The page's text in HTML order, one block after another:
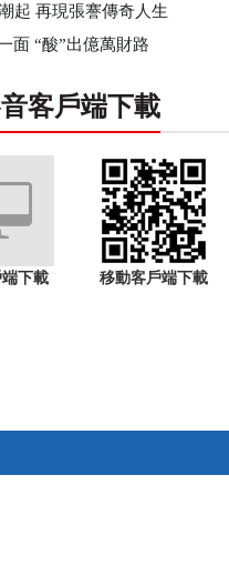
起 再現張謇傳奇人生
面 “酸”出億萬財路
客戶端下載
下載 移動客戶端下載